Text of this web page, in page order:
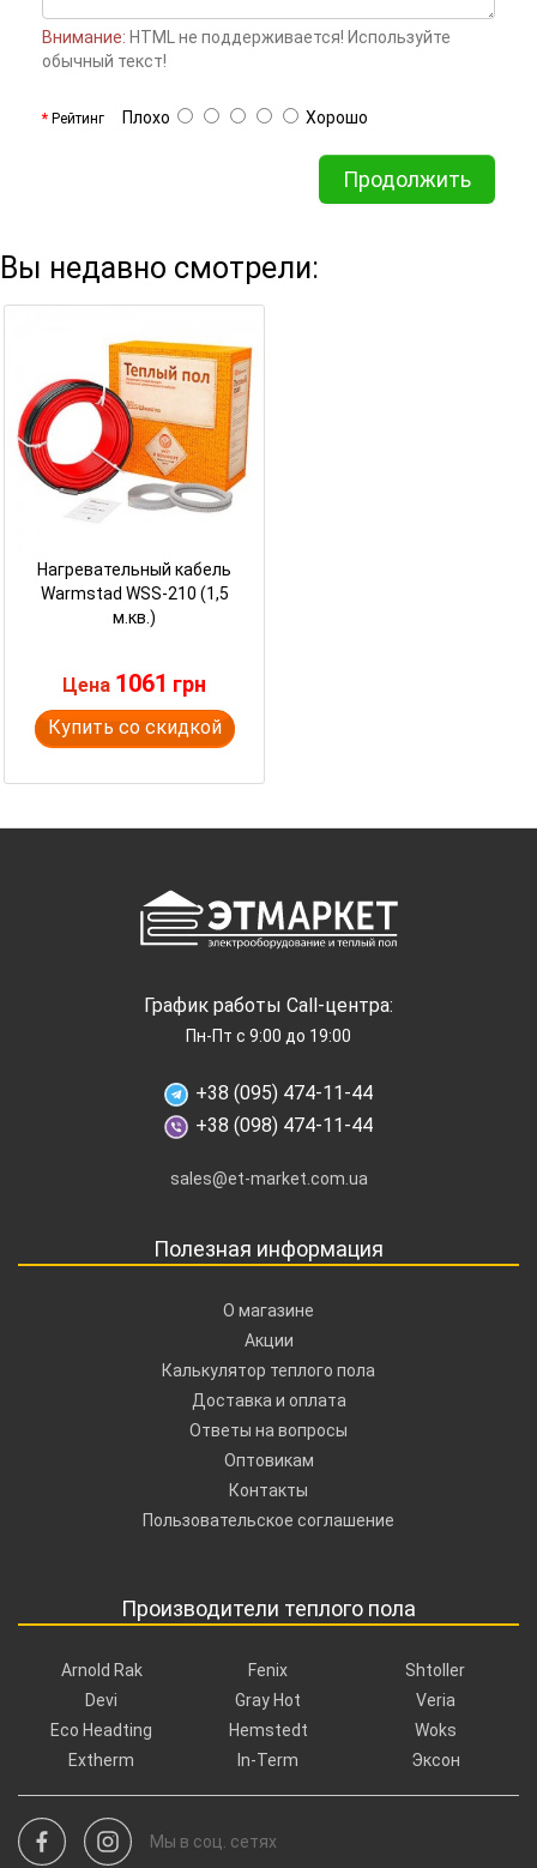
Внимание: HTML не поддерживается! Используйте
обычный текст!
Рейтинг Плохо Хорошо
Продолжить
Вы недавно смотрели:
Нагревательный кабель
Warmstad WSS-210 (1,5
м.кв.)
Цена 1061 грн
Купить со скидкой
График работы Call-центра:
Пн-Пт с 9:00 до 19:00
+38 (095) 474-11-44
+38 (098) 474-11-44
sales@et-market.com.ua
Полезная информация
О магазине
Акции
Калькулятор теплого пола
Доставка и оплата
Ответы на вопросы
Оптовикам
Контакты
Пользовательское соглашение
Производители теплого пола
Arnold Rak
Devi
Eco Headting
Extherm
Fenix
Gray Hot
Hemstedt
In-Term
Shtoller
Veria
Woks
Эксон
Мы в соц. сетях